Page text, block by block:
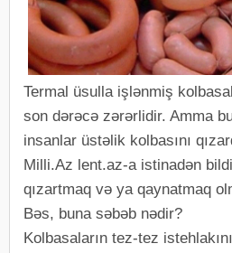
Termal üsulla işlənmiş
son dərəcə zərərlidir. Amma
insanlar üstəlik kolbasını
Milli.Az lent.az-a istinadən
qızartmaq və ya qaynatmaq
Bəs, buna səbəb nədir?
Kolbasaların tez-tez